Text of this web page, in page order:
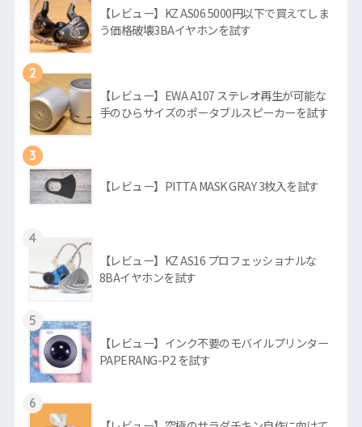
【レビュー】KZ AS06 5000円以下で買えてしま
う価格破壊3BAイヤホンを試す
2
【レビュー】EWA A107 ステレオ再生が可能な
手のひらサイズのポータブルスピーカーを試す
3
【レビュー】PITTA MASK GRAY 3枚入を試す
4
【レビュー】KZ AS16 プロフェッショナルな
8BAイヤホンを試す
5
【レビュー】インク不要のモバイルプリンター
PAPERANG-P2 を試す
6